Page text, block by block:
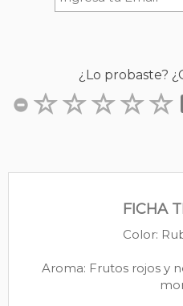
¿Lo probaste?
FICHA
Color:
Aroma: Frutos rojos y